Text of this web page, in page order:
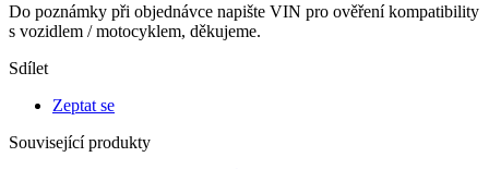
Do poznámky při objednávce napište VIN pro ověření kompatibility
s vozidlem / motocyklem, děkujeme.
Sdílet
Zeptat se
Související produkty